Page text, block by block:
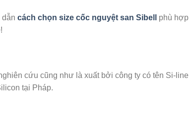
cách chọn size cốc nguyệt san Sibell
phù hợp
cứu cũng như là xuất bởi công ty có tên Si-line
tại Pháp.